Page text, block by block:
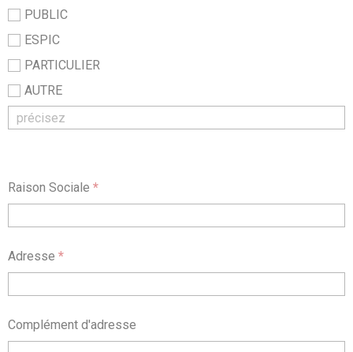
PUBLIC
ESPIC
PARTICULIER
AUTRE
Raison Sociale *
Adresse *
Complément d'adresse